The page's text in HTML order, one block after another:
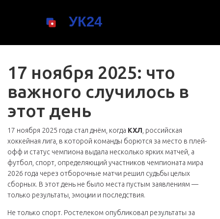
17 ноября 2025: что
важного случилось в
этот день
17 ноября 2025 года стал днём, когда КХЛ российская
хоккейная лига, в которой команды борются за место в плей-
офф и статус чемпиона выдала несколько ярких матчей, а
футбол спорт, определяющий участников чемпионата мира
2026 года через отборочные матчи решил судьбы целых
сборных. В этот день не было места пустым заявлениям —
только результаты, эмоции и последствия.
Не только спорт. Ростелеком опубликовал результаты за